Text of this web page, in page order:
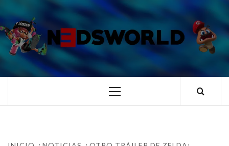
al
contenido
TUS ESPECIALISTAS EN NINTENDO
Menú